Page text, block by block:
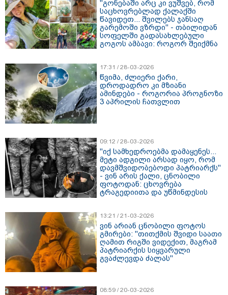
"გონებაში არც კი ვუშვებ, რომ
საცხოვრებლად ქალაქში
წავიდეთ... შვილებს ჯანსაღ
გარემოში ვზრდი" - თბილიდან
სოფელში გადასახლებული
გოგოს ამბავი: როგორ შეიქმნა
17:31 / 28-03-2026
წვიმა, ძლიერი ქარი,
დროდადრო კი მზიანი
ამინდები - როგორია პროგნოზი
3 აპრილის ჩათვლით
09:12 / 28-03-2026
"იქ სამხედროებმა დამაყენეს...
მეტი ადგილი არსად იყო, რომ
დავმშვიდობებოდი პატრიარქს"
- ვინ არის ქალი, ცნობილი
ფოტოდან: ცხოვრება
ტრაგედიითა და უწმინდესის
13:21 / 21-03-2026
ვინ არიან ცნობილი ფოტოს
გმირები: "თითქმის შვიდი საათი
ღამით რიგში ვიდექით, მაგრამ
პატრიარქის სიყვარული
გვაძლევდა ძალას"
08:59 / 20-03-2026